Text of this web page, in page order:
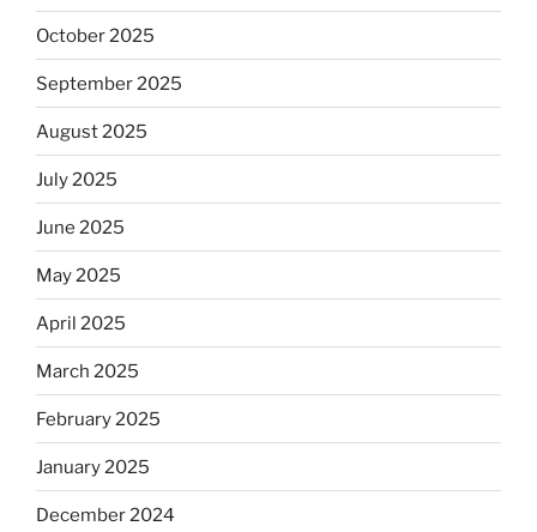
October 2025
September 2025
August 2025
July 2025
June 2025
May 2025
April 2025
March 2025
February 2025
January 2025
December 2024